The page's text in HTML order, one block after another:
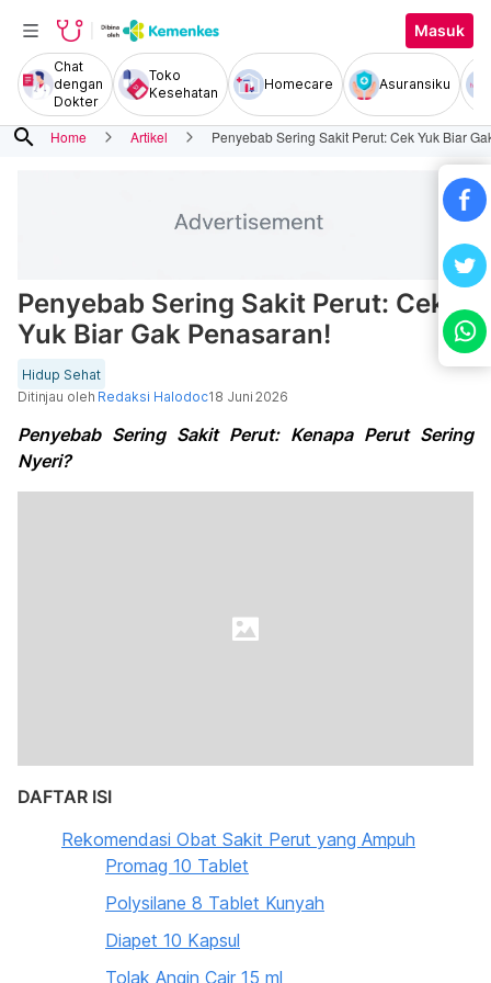
Masuk
Chat
dengan
Dokter
Toko
Kesehatan
Homecare Asuransiku
search Home Artikel Penyebab Sering Sakit Perut: Cek Yuk Biar
Penyebab Sering Sakit Perut: Cek
Yuk Biar Gak Penasaran!
Hidup Sehat
Ditinjau oleh Redaksi Halodoc18 Juni 2026
Penyebab Sering Sakit Perut: Kenapa Perut Sering
Nyeri?
DAFTAR ISI
Rekomendasi Obat Sakit Perut yang Ampuh
Promag 10 Tablet
Polysilane 8 Tablet Kunyah
Diapet 10 Kapsul
Tolak Angin Cair 15 ml